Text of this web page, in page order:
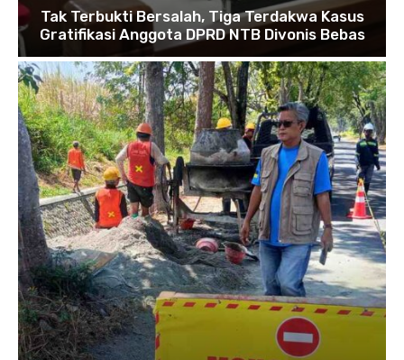
Tak Terbukti Bersalah, Tiga Terdakwa Kasus
Gratifikasi Anggota DPRD NTB Divonis Bebas